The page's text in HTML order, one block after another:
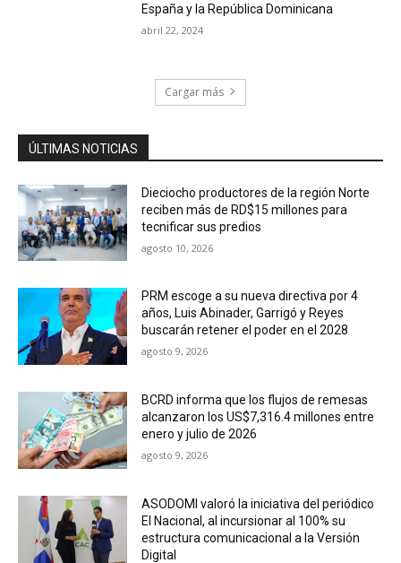
España y la República Dominicana
abril 22, 2024
Cargar más
ÚLTIMAS NOTICIAS
Dieciocho productores de la región Norte
reciben más de RD$15 millones para
tecnificar sus predios
agosto 10, 2026
PRM escoge a su nueva directiva por 4
años, Luis Abinader, Garrigó y Reyes
buscarán retener el poder en el 2028
agosto 9, 2026
BCRD informa que los flujos de remesas
alcanzaron los US$7,316.4 millones entre
enero y julio de 2026
agosto 9, 2026
ASODOMI valoró la iniciativa del periódico
El Nacional, al incursionar al 100% su
estructura comunicacional a la Versión
Digital